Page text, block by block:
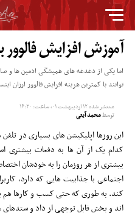
آموزش افزایش
اما یکی از دغدغه های همیشگی ادمین ها و
توانند با کمترین هزینه افزایش فالوور ارزان
منتشر شده۱۲ اردیبهشت ۰۱, ساعت: ۱۶:۲۰
توسطمحمد آیتی
این روزها اپلیکیشن های بسیاری در
کدام یک از آن ها به دفعات بیشتری
بیشتری از هر روزمان را به خودشان
اجتماعی با جذابیت هایی که دارد،
کند. به طوری که حتی کسب و کارها هم
اند و بخش قابل توجهی از داد و